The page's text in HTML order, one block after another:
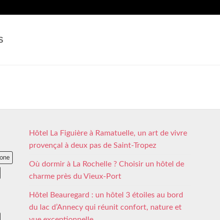
Hôtel La Figuière à Ramatuelle, un art de vivre
provençal à deux pas de Saint-Tropez
Où dormir à La Rochelle ? Choisir un hôtel de
charme près du Vieux-Port
Hôtel Beauregard : un hôtel 3 étoiles au bord
du lac d’Annecy qui réunit confort, nature et